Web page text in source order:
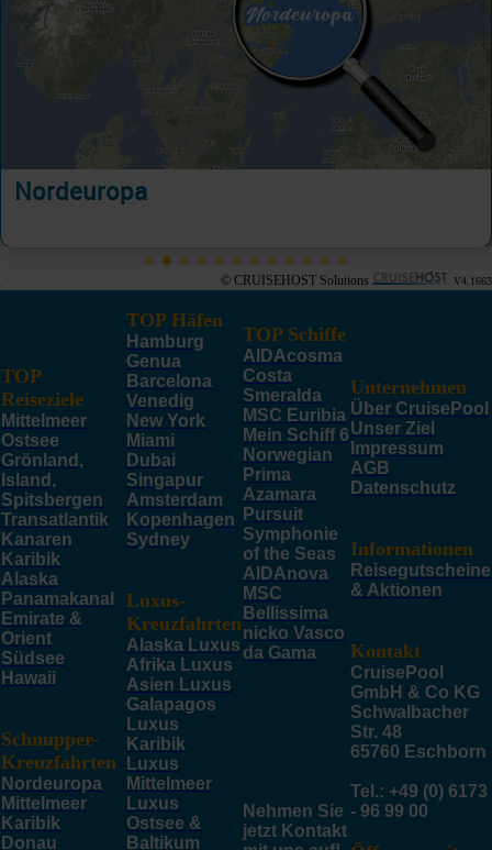
Nordeuropa
© CRUISEHOST Solutions V4.1663
TOP
Reiseziele
Mittelmeer
Ostsee
Grönland,
Island,
Spitsbergen
Transatlantik
Kanaren
Karibik
Alaska
Panamakanal
Emirate &
Orient
Südsee
Hawaii
Schnupper-
Kreuzfahrten
Nordeuropa
Mittelmeer
Karibik
Donau
TOP Häfen
Hamburg
Genua
Barcelona
Venedig
New York
Miami
Dubai
Singapur
Amsterdam
Kopenhagen
Sydney
Luxus-
Kreuzfahrten
Alaska Luxus
Afrika Luxus
Asien Luxus
Galapagos
Luxus
Karibik
Luxus
Mittelmeer
Luxus
Ostsee &
Baltikum
TOP Schiffe
AIDAcosma
Costa
Smeralda
MSC Euribia
Mein Schiff 6
Norwegian
Prima
Azamara
Pursuit
Symphonie
of the Seas
AIDAnova
MSC
Bellissima
nicko Vasco
da Gama
Nehmen Sie
jetzt Kontakt
Unternehmen
Über CruisePool
Unser Ziel
Impressum
AGB
Datenschutz
Informationen
Reisegutscheine
& Aktionen
Kontakt
CruisePool
GmbH & Co KG
Schwalbacher
Str. 48
65760 Eschborn
Tel.: +49 (0) 6173
- 96 99 00